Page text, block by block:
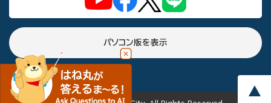
パソコン版を表示